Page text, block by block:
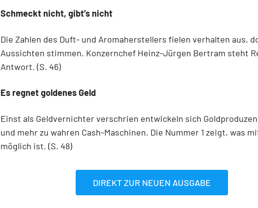
Schmeckt nicht, gibt’s nicht
Die Zahlen des Duft- und Aromaherstellers fielen verhalten aus,
Aussichten stimmen. Konzernchef Heinz-Jürgen Bertram steht
Antwort. (S. 46)
Es regnet goldenes Geld
Einst als Geldvernichter verschrien entwickeln sich
und mehr zu wahren Cash-Maschinen. Die Nummer 1 zeigt, was
möglich ist. (S. 48)
DIREKT ZUR NEUEN AUSGABE